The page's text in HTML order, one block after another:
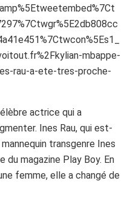
mbappe-
rau-a-ete-tres-proche-
actrice qui a
Ines Rau, qui est-
transgenre Ines
du magazine Play Boy. En
femme, elle a changé de